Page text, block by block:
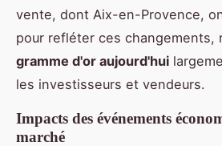
vente, dont Aix-en-Provence,
pour refléter ces changements,
gramme d'or aujourd'hui
les investisseurs et vendeurs.
Impacts des événements
marché